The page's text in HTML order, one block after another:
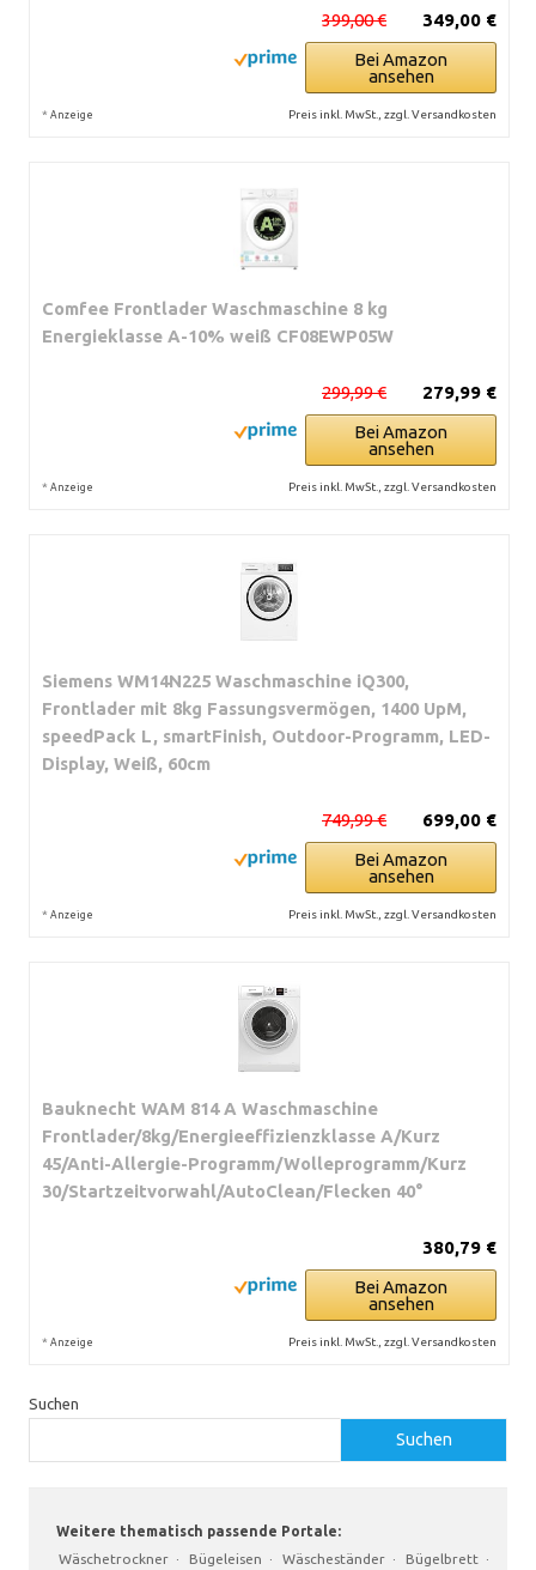
349,00 €
399,00 €
Bei Amazon
ansehen
* Anzeige Preis inkl. MwSt., zzgl. Versandkosten
Comfee Frontlader Waschmaschine 8 kg
Energieklasse A-10% weiß CF08EWP05W
279,99 €
299,99 €
Bei Amazon
ansehen
* Anzeige Preis inkl. MwSt., zzgl. Versandkosten
Siemens WM14N225 Waschmaschine iQ300,
Frontlader mit 8kg Fassungsvermögen, 1400 UpM,
speedPack L, smartFinish, Outdoor-Programm, LED-
Display, Weiß, 60cm
699,00 €
749,99 €
Bei Amazon
ansehen
* Anzeige Preis inkl. MwSt., zzgl. Versandkosten
Bauknecht WAM 814 A Waschmaschine
Frontlader/8kg/Energieeffizienzklasse A/Kurz
45/Anti-Allergie-Programm/Wolleprogramm/Kurz
30/Startzeitvorwahl/AutoClean/Flecken 40°
380,79 €
Bei Amazon
ansehen
* Anzeige Preis inkl. MwSt., zzgl. Versandkosten
Suchen
Suchen
Weitere thematisch passende Portale:
Wäschetrockner · Bügeleisen · Wäscheständer · Bügelbrett ·